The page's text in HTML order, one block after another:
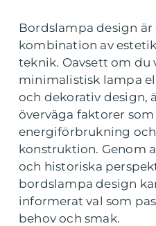
Bordslampa design är
kombination av
teknik. Oavsett om du
minimalistisk lampa
och dekorativ design,
överväga faktorer som
energiförbrukning
konstruktion. Genom
och historiska
bordslampa design
informerat val som
behov och smak.